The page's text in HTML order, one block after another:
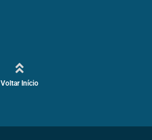
Voltar Início